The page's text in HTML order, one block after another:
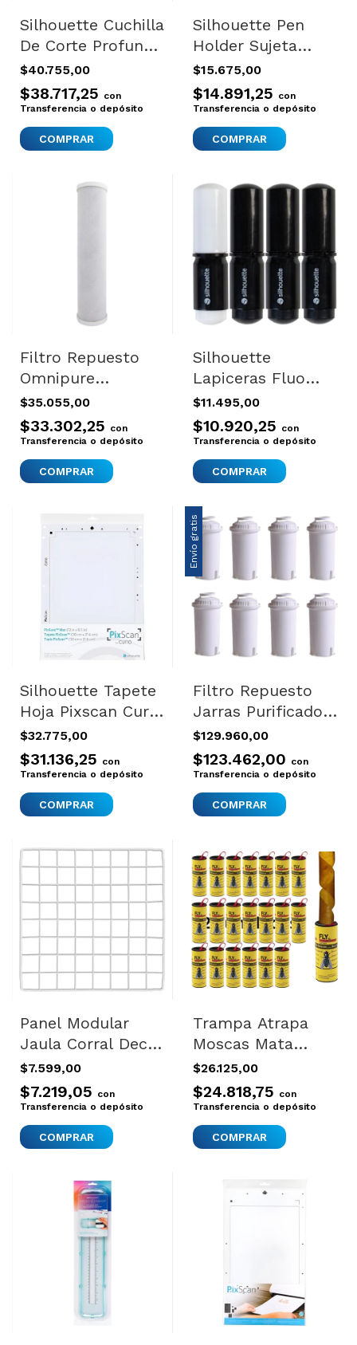
Silhouette Cuchilla
De Corte Profundo
Curio Cameo 3
Plotter
$40.755,00
$38.717,25 con
Transferencia o depósito
Silhouette Pen
Holder Sujeta
Lapicera Cameo
Portrait
$15.675,00
$14.891,25 con
Transferencia o depósito
Filtro Repuesto
Omnipure
Purificador
Humma Universal
$35.055,00
$33.302,25 con
Transferencia o depósito
Silhouette
Lapiceras Fluo
Colores Portrait
Cameo
$11.495,00
$10.920,25 con
Transferencia o depósito
Silhouette Tapete
Hoja Pixscan Curio
21x30
$32.775,00
$31.136,25 con
Transferencia o depósito
Envío gratis
Filtro Repuesto
Jarras Purificador
Aquatal Universal
X8
$129.960,00
$123.462,00 con
Transferencia o depósito
Panel Modular
Jaula Corral Deco
Organizador Metal
Rejilla X1
$7.599,00
$7.219,05 con
Transferencia o depósito
COMPRAR
Trampa Atrapa
Moscas Mata
Mosquitos
Insectos Ecologico
$26.125,00
$24.818,75 con
Transferencia o depósito